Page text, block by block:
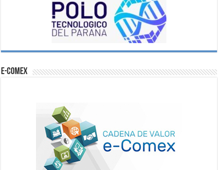
e-comex